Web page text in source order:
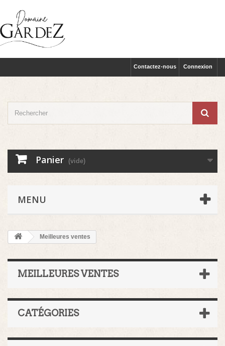
Connexion
Contactez-nous
Panier (vide)
MENU
Meilleures ventes
MEILLEURES VENTES
CATÉGORIES